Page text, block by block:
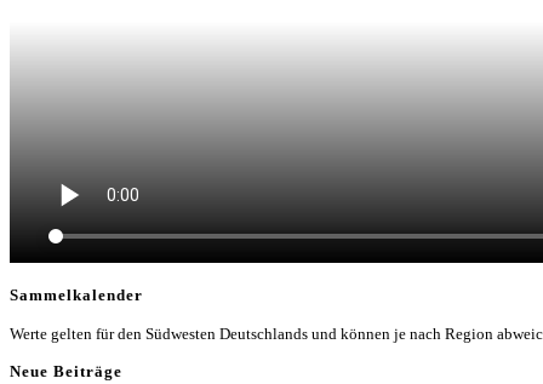
Sammelkalender
Werte gelten für den Südwesten Deutschlands und können je nach Region
Neue Beiträge